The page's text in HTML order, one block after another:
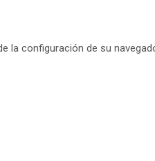
la configuración de su